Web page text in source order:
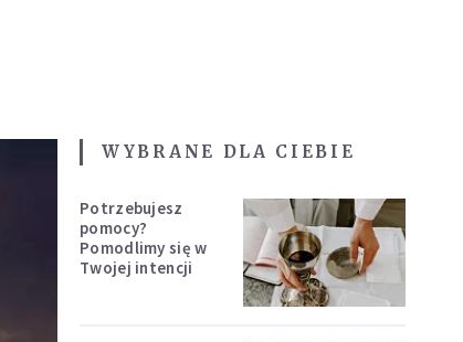
WYBRANE DLA CIEBIE
Potrzebujesz
pomocy?
Pomodlimy się w
Twojej intencji